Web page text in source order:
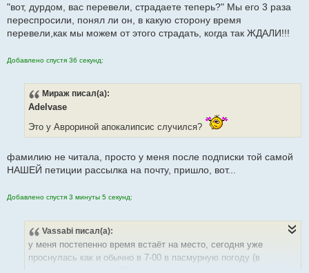
"вот, дурдом, вас перевели, страдаете теперь?" Мы его 3 раза
переспросили, понял ли он, в какую сторону время
перевели,как мы можем от этого страдать, когда так ЖДАЛИ!!!
Добавлено спустя 36 секунд:
Мираж писал(а):
Adelvase
Это у Аврориной апокалипсис случился?
фамилию не читала, просто у меня после подписки той самой
НАШЕЙ петиции рассылка на почту, пришло, вот...
Добавлено спустя 3 минуты 5 секунд:
Vassabi писал(а):
у меня постепенно время встаёт на место, сегодня уже
проснулась как и обычно в 7-00 в пасмурную погоду (в